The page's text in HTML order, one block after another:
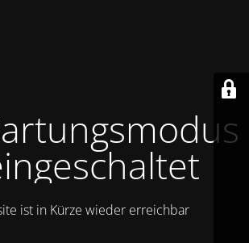
ist in Kürze wieder erreichbar